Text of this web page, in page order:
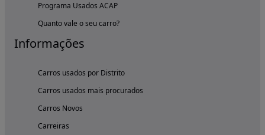
Programa Usados ACAP
Quanto vale o seu carro?
Informações
Carros usados por Distrito
Carros usados mais procurados
Carros Novos
Carreiras